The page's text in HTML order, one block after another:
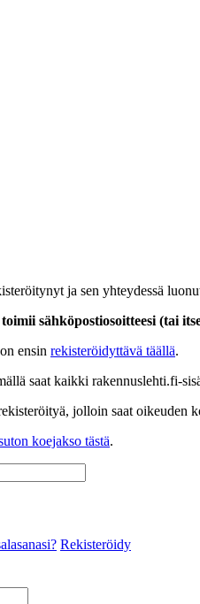
ja sen yhteydessä
sähköpostiosoitteesi (tai
ensin rekisteröidyttävä täällä.
saat kaikki rakennuslehti.fi-
jolloin saat
koejakso tästä.
Rekisteröidy